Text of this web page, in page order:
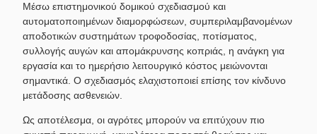
Μέσω επιστημονικού δομικού σχεδιασμού και
αυτοματοποιημένων διαμορφώσεων, συμπεριλαμβανομένων
αποδοτικών συστημάτων τροφοδοσίας, ποτίσματος,
συλλογής αυγών και απομάκρυνσης κοπριάς, η ανάγκη για
εργασία και το ημερήσιο λειτουργικό κόστος μειώνονται
σημαντικά. Ο σχεδιασμός ελαχιστοποιεί επίσης τον κίνδυνο
μετάδοσης ασθενειών.
Ως αποτέλεσμα, οι αγρότες μπορούν να επιτύχουν πιο